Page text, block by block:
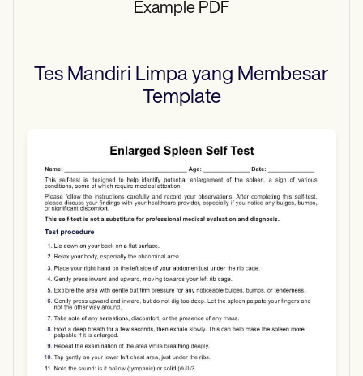
Example PDF
Tes Mandiri Limpa yang Membesar
Template
Use Template
Download